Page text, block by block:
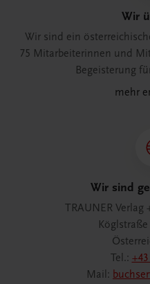
Wir
Wir sind ein
75 Mitarbeiterinnen und
Begeisterung
mehr
Wir sind
TRAUNER Verlag
Köglstraße
Tel.: +43
Mail: